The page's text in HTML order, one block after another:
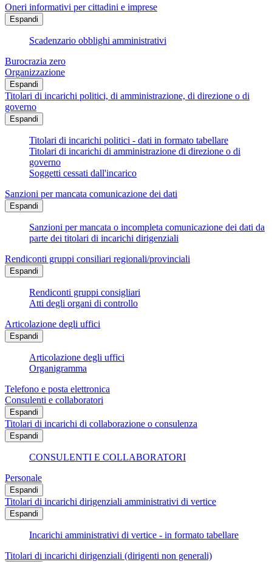
Oneri informativi per cittadini e imprese
Espandi
Scadenzario obblighi amministrativi
Burocrazia zero
Organizzazione
Espandi
Titolari di incarichi politici, di amministrazione, di direzione o di
governo
Espandi
Titolari di incarichi politici - dati in formato tabellare
Titolari di incarichi di amministrazione di direzione o di
governo
Soggetti cessati dall'incarico
Sanzioni per mancata comunicazione dei dati
Espandi
Sanzioni per mancata o incompleta comunicazione dei dati da
parte dei titolari di incarichi dirigenziali
Rendiconti gruppi consiliari regionali/provinciali
Espandi
Rendiconti gruppi consigliari
Atti degli organi di controllo
Articolazione degli uffici
Espandi
Articolazione degli uffici
Organigramma
Telefono e posta elettronica
Consulenti e collaboratori
Espandi
Titolari di incarichi di collaborazione o consulenza
Espandi
CONSULENTI E COLLABORATORI
Personale
Espandi
Titolari di incarichi dirigenziali amministrativi di vertice
Espandi
Incarichi amministrativi di vertice - in formato tabellare
Titolari di incarichi dirigenziali (dirigenti non generali)